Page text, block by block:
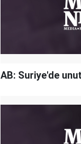
AB: Suriye'de